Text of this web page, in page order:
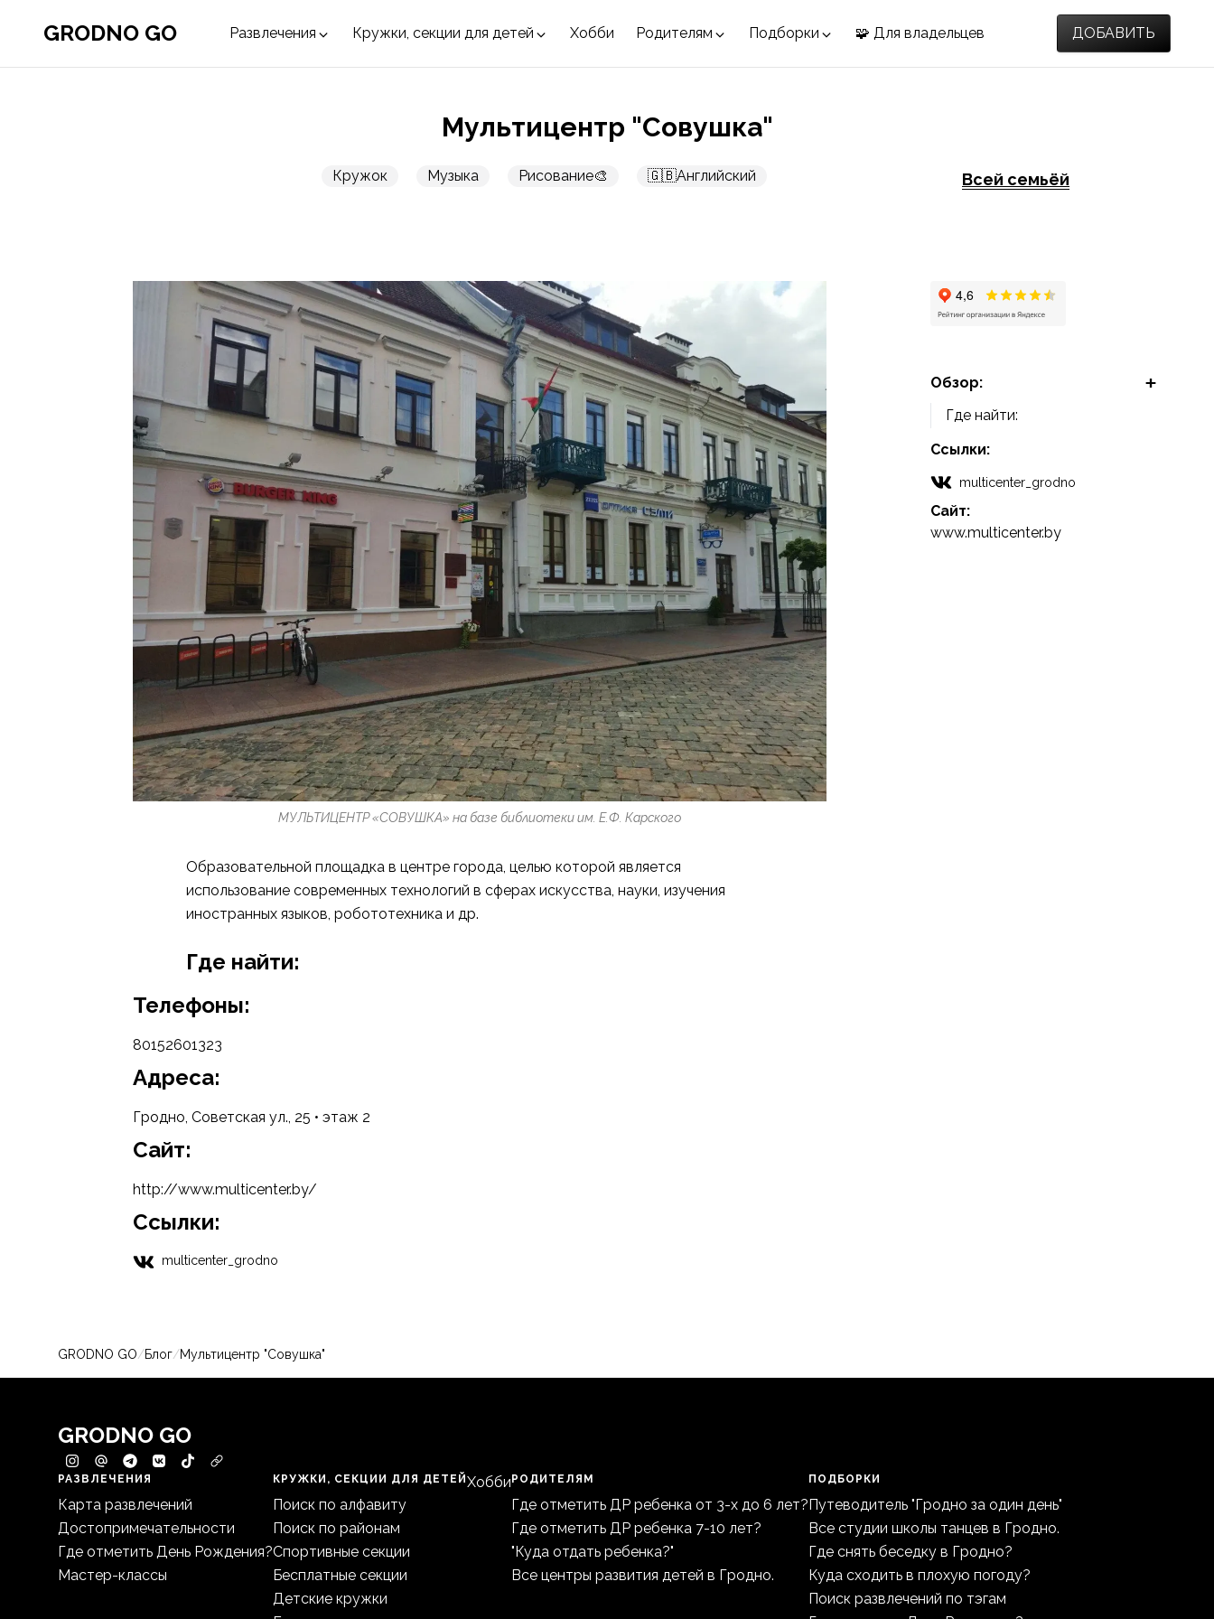
GRODNO GO Развлечения Кружки, секции для детей Хобби Родителям Подборки 🧩 Для владельцев ДОБАВИТЬ
Мультицентр "Совушка"
Кружок Музыка Рисование🎨 🇬🇧Английский Всей семьёй
Обзор:
Где найти:
Ссылки:
multicenter_grodno
Сайт:
www.multicenter.by
МУЛЬТИЦЕНТР «СОВУШКА» на базе библиотеки им. Е.Ф. Карского
Образовательной площадка в центре города, целью которой является
использование современных технологий в сферах искусства, науки, изучения
иностранных языков, робототехника и др.
Где найти:
Телефоны:
80152601323
Адреса:
Гродно, Советская ул., 25 • этаж 2
Cайт:
http://www.multicenter.by/
Ссылки:
multicenter_grodno
GRODNO GO/Блог/Мультицентр "Совушка"
GRODNO GO
РАЗВЛЕЧЕНИЯ
Карта развлечений
Достопримечательности
Где отметить День Рождения?
Мастер-классы
КРУЖКИ, СЕКЦИИ ДЛЯ ДЕТЕЙ
Поиск по алфавиту
Поиск по районам
Спортивные секции
Бесплатные секции
Детские кружки
Хобби РОДИТЕЛЯМ
Где отметить ДР ребенка от 3-х до 6 лет?
Где отметить ДР ребенка 7-10 лет?
"Куда отдать ребенка?"
Все центры развития детей в Гродно.
ПОДБОРКИ
Путеводитель "Гродно за один день"
Все студии школы танцев в Гродно.
Где снять беседку в Гродно?
Куда сходить в плохую погоду?
Поиск развлечений по тэгам